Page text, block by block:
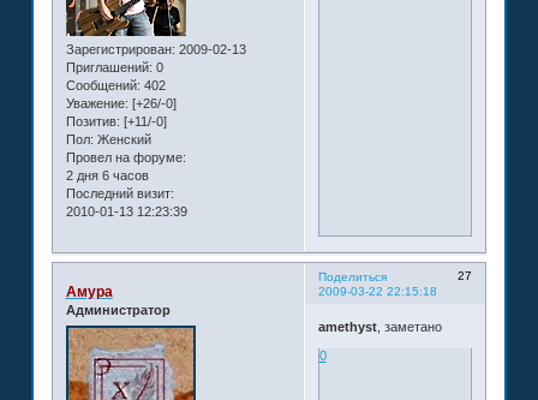
Зарегистрирован: 2009-02-13
Приглашений: 0
Сообщений: 402
Уважение: [+26/-0]
Позитив: [+11/-0]
Пол: Женский
Провел на форуме:
2 дня 6 часов
Последний визит:
2010-01-13 12:23:39
Поделиться
27
2009-03-22 22:15:18
Амура
Администратор
amethyst, заметано
0